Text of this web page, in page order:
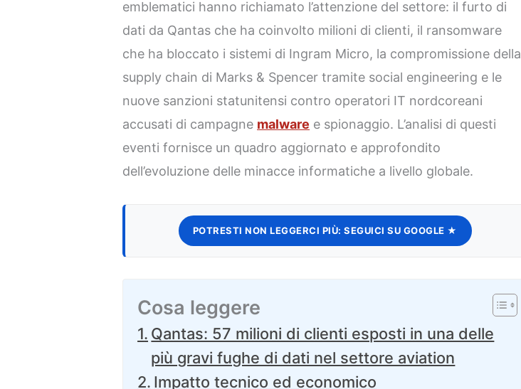
emblematici hanno richiamato l’attenzione del settore: il furto di
dati da Qantas che ha coinvolto milioni di clienti, il ransomware
che ha bloccato i sistemi di Ingram Micro, la compromissione della
supply chain di Marks & Spencer tramite social engineering e le
nuove sanzioni statunitensi contro operatori IT nordcoreani
accusati di campagne malware e spionaggio. L’analisi di questi
eventi fornisce un quadro aggiornato e approfondito
dell’evoluzione delle minacce informatiche a livello globale.
POTRESTI NON LEGGERCI PIÙ: SEGUICI SU GOOGLE ★
Cosa leggere
Qantas: 57 milioni di clienti esposti in una delle
più gravi fughe di dati nel settore aviation
Impatto tecnico ed economico